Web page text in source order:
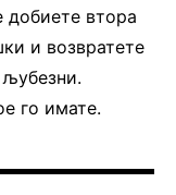
добиете втора
и возвратете
го имате.